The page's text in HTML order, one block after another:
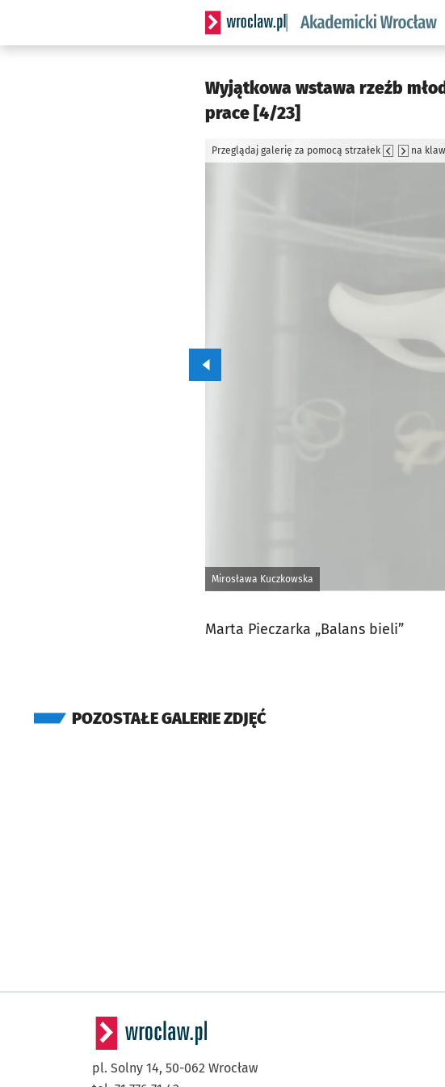
Serwis informacyjny wroclaw.pl
Wyjątkowa wstawa rzeźb
prace [4/23]
Mirosława Kuczkowska
Przeglądaj galerię za pomocą strzałek na
Przejdź do poprzedniego zdjęcia.
Marta Pieczarka „Balans bieli”
POZOSTAŁE GALERIE ZDJĘĆ
pl. Solny 14, 50-062 Wrocław